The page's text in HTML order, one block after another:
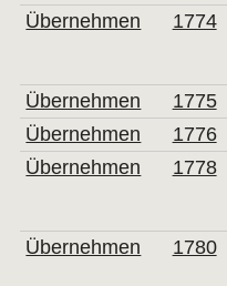
Übernehmen
1774
Übernehmen
1775
Übernehmen
1776
Übernehmen
1778
Übernehmen
1780